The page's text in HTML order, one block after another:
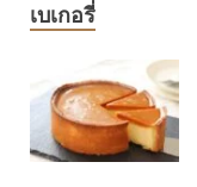
เบเกอรี่